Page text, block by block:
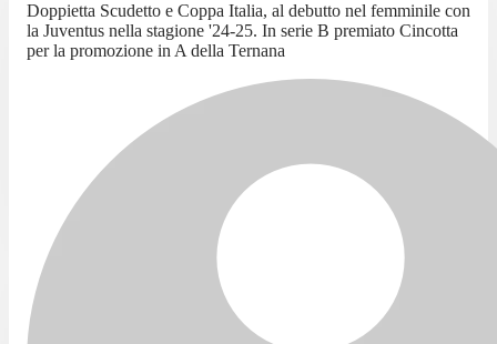
Doppietta Scudetto e Coppa Italia, al debutto nel femminile con
la Juventus nella stagione '24-25. In serie B premiato Cincotta
per la promozione in A della Ternana